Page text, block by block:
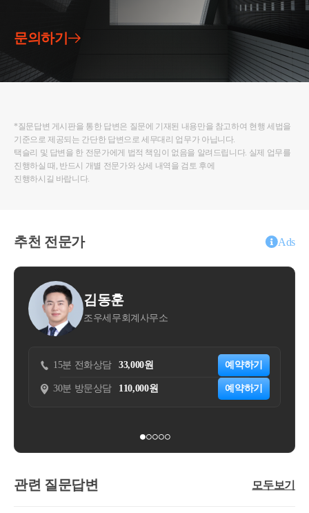
문의하기
*질문답변 게시판을 통한 답변은 질문에 기재된 내용만을 참고하여 현행 세법을
기준으로 제공되는 간단한 답변으로 세무대리 업무가 아닙니다.
택슬리 및 답변을 한 전문가에게 법적 책임이 없음을 알려드립니다. 실제 업무를
진행하실 때, 반드시 개별 전문가와 상세 내역을 검토 후에
진행하시길 바랍니다.
추천 전문가 Ads
김동훈
조우세무회계사무소
33,000원 예약하기
110,000원 예약하기
15분 전화상담
30분 방문상담
관련 질문답변 모두보기